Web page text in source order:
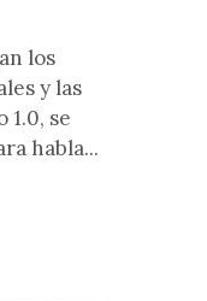
los
y las
1.0, se
habla...